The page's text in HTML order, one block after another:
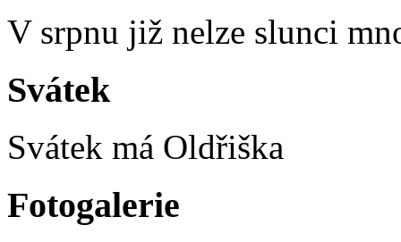
V srpnu již nelze slunci
Svátek
Svátek má Oldřiška
Fotogalerie